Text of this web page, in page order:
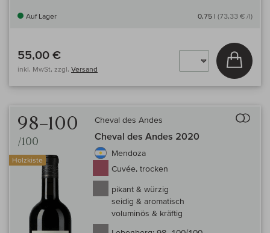
Auf Lager 0,75 l (73,33 € /l)
55,00 €
inkl. MwSt, zzgl. Versand
In
98–100
/100
Holzkiste
Cheval des Andes
Cheval des Andes 2020
Mendoza
Cuvée, trocken
pikant & würzig
seidig & aromatisch
voluminös & kräftig